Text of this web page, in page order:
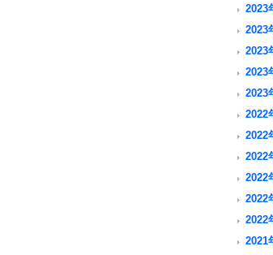
2023
2023
2023
2023
2023
2022
2022
2022
2022
2022
2022
2021